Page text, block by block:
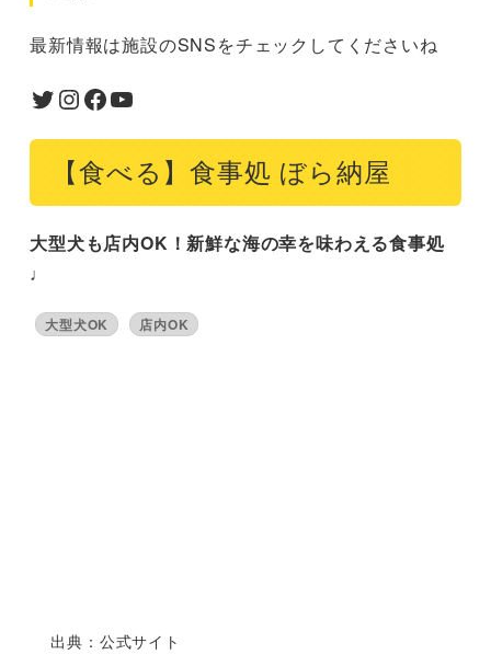
最新情報は施設のSNSをチェックしてくださいね
Twitter
Instagram
Facebook
YouTube
【食べる】食事処 ぼら納屋
大型犬も店内OK！新鮮な海の幸を味わえる食事処
♩
大型犬OK 店内OK
出典：公式サイト